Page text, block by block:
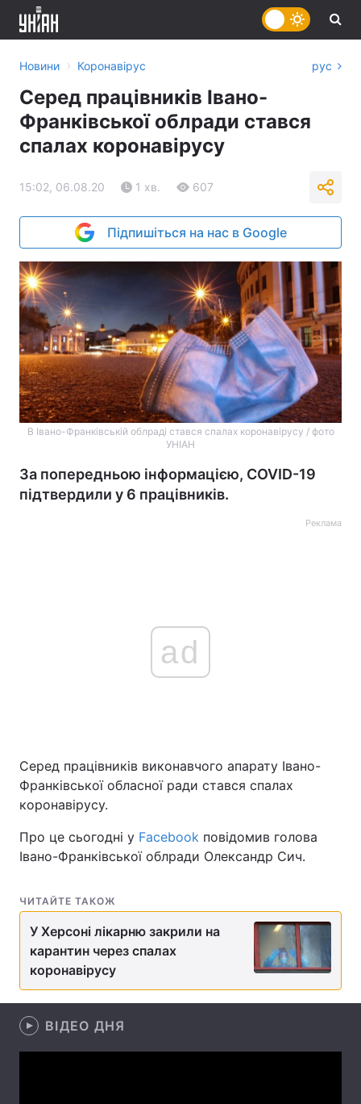
Головна Війна
Економіка Світ
Спорт
Техно і зв'язок Лайт
Зброя
Здоров'я Туризм
Новини › Коронавірус рус
Серед працівників Івано-
Франківської облради стався
спалах коронавірусу
15:02, 06.08.20 1 хв. 607
Підпишіться на нас в Google
В Івано-Франківській облраді стався спалах коронавірусу / фото
УНІАН
За попередньою інформацією, COVID-19
підтвердили у 6 працівників.
Реклама
ad
Серед працівників виконавчого апарату Івано-
Франківської обласної ради стався спалах
коронавірусу.
Про це сьогодні у Facebook повідомив голова
Івано-Франківської облради Олександр Сич.
ЧИТАЙТЕ ТАКОЖ
У Херсоні лікарню закрили на
карантин через спалах
коронавірусу
ВІДЕО ДНЯ